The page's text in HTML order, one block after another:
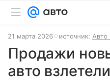
21 марта 2026 источник: Авто
Продажи
авто